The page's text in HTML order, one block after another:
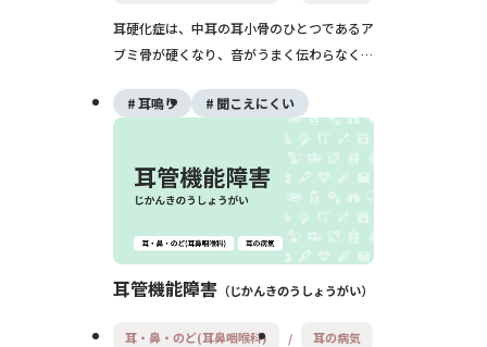
耳硬化症は、中耳の耳小骨のひとつであるア
ブミ骨が硬くなり、音がうまく伝わらなくな
です。主な症状は難聴と耳鳴りで、思春期以
降に両耳または片耳から始まり、手術や補聴
器で聴こえの改善が期待できます。
耳鳴り 聞こえにくい
耳管機能障害 じかんきのうしょうがい
耳・鼻・のど(耳鼻咽喉科) 耳の病気